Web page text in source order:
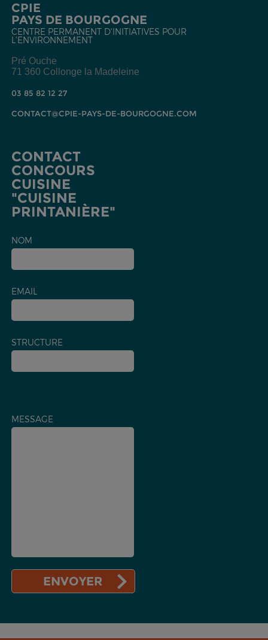
CPIE
PAYS DE BOURGOGNE
CENTRE PERMANENT D'INITIATIVES POUR
L'ENVIRONNEMENT
Pré Ouche
71 360 Collonge la Madeleine
03 85 82 12 27
CONTACT@CPIE-PAYS-DE-BOURGOGNE.COM
CONTACT
CONCOURS
CUISINE
"CUISINE
PRINTANIÈRE"
NOM
EMAIL
STRUCTURE
MESSAGE